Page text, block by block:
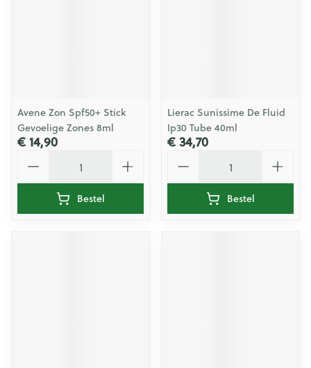
Avene Zon Spf50+ Stick
Gevoelige Zones 8ml
€ 14,90
Bestel
Lierac Sunissime De Fluid
Ip30 Tube 40ml
€ 34,70
Bestel